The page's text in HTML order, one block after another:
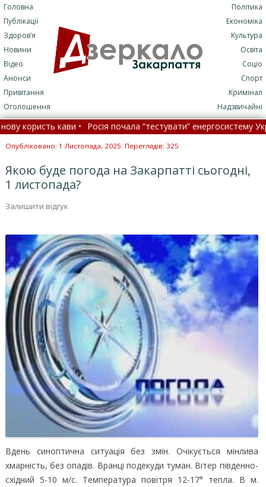
Головна
Публікації
Здоров’я
Новини
Відео
Анонси
Привітання
Оголошення
Політика
Економіка
Культура
Освіта
Соціо
Спорт
Кримінал
Надзвичайні
користь кави • Росія почала “тестувати” енергосистему
стався землетрус: якої сили• Офіційний курс валют на 9
Опубліковано: 1 Листопада, 2025. Переглядів: 325
Якою буде погода на Закарпатті сьогодні,
1 листопада?
Залишити відгук
Вдень синоптична ситуація без змін. Очікується мінлива
хмарність, без опадів. Вранці подекуди туман. Вітер південно-
східний 5-10 м/с. Температура повітря 12-17° тепла. В м.